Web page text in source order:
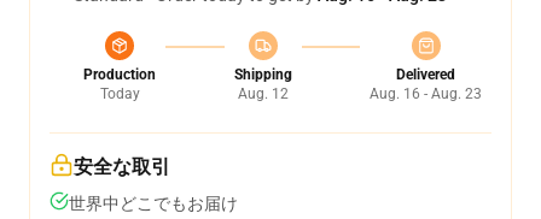
Production
Today
Shipping
Aug. 12
Delivered
Aug. 16 - Aug. 23
安全な取引
世界中どこでもお届け